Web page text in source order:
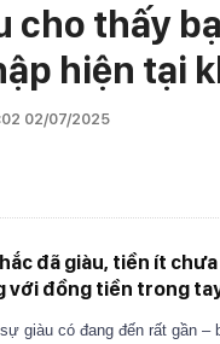
cho thấy
hiện tại
02/07/2025
đã giàu, tiền ít
với đồng tiền trong
giàu có đang đến rất gần –